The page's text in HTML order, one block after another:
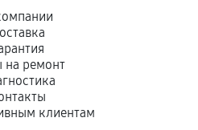
на ремонт
клиентам